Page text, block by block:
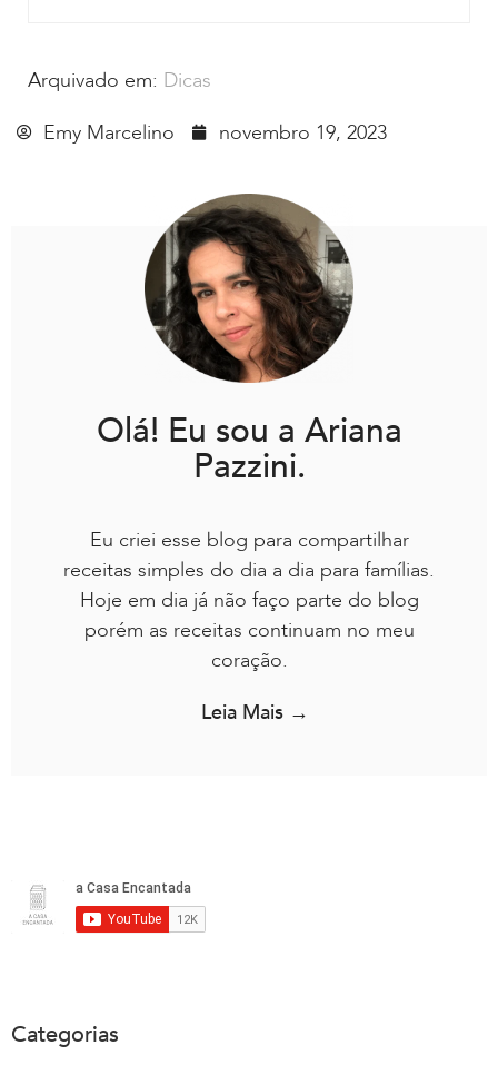
Arquivado em: Dicas
Emy Marcelino
novembro 19, 2023
Olá! Eu sou a Ariana
Pazzini.
Eu criei esse blog para compartilhar
receitas simples do dia a dia para famílias.
Hoje em dia já não faço parte do blog
porém as receitas continuam no meu
coração.
Leia Mais →
Categorias